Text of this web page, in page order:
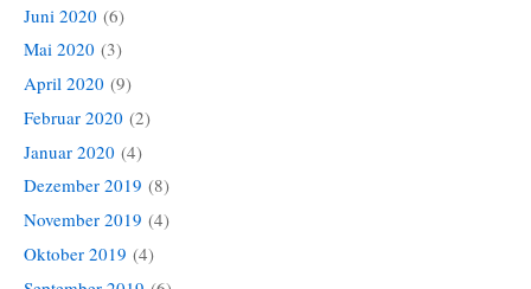
Juni 2020 (6)
Mai 2020 (3)
April 2020 (9)
Februar 2020 (2)
Januar 2020 (4)
Dezember 2019 (8)
November 2019 (4)
Oktober 2019 (4)